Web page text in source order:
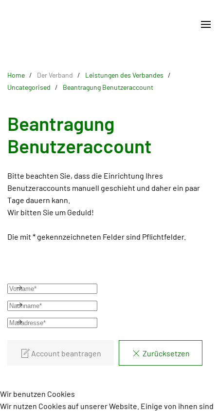
Home Der Verband
Leistungen des Verbandes
Uncategorised
Beantragung Benutzeraccount
Beantragung
Benutzeraccount
Bitte beachten Sie, dass die Einrichtung Ihres
Benutzeraccounts manuell geschieht und daher ein paar
Tage dauern kann.
Wir bitten Sie um Geduld!
Die mit * gekennzeichneten Felder sind Pflichtfelder.
Account beantragen Zurücksetzen
Wir benutzen Cookies
Wir nutzen Cookies auf unserer Website. Einige von ihnen sind